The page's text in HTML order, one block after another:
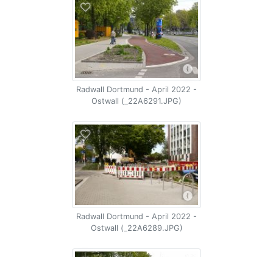
Radwall Dortmund - April 2022 -
Ostwall (_22A6291.JPG)
Radwall Dortmund - April 2022 -
Ostwall (_22A6289.JPG)